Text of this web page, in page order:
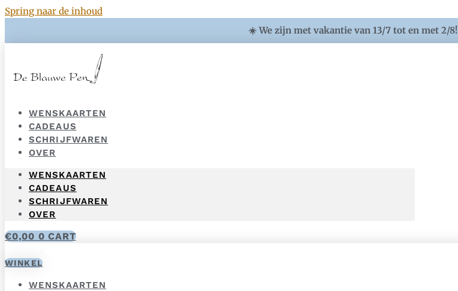
Spring naar de inhoud
☀️ We zijn met vakantie van 13/7 tot en met 2/8!
WENSKAARTEN
CADEAUS
SCHRIJFWAREN
OVER
WENSKAARTEN
CADEAUS
SCHRIJFWAREN
OVER
€0,00 0 CART
WINKEL
WENSKAARTEN